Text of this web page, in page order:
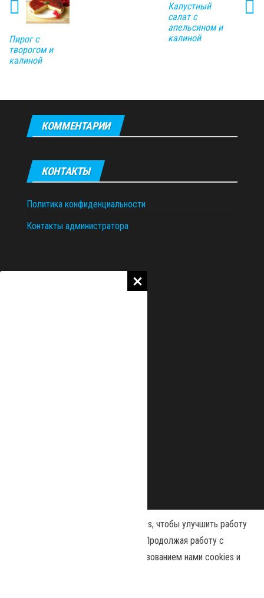
Пирог с
творогом и
калиной
Капустный
салат с
апельсином и
калиной
КОММЕНТАРИИ
КОНТАКТЫ
Политика конфиденциальности
Контакты администратора
Наш сайт использует файлы cookies, чтобы улучшить работу
и повысить эффективность сайта. Продолжая работу с
сайтом, вы соглашаетесь с использованием нами cookies и